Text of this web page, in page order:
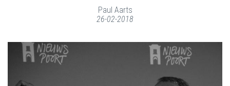
Paul Aarts
26-02-2018